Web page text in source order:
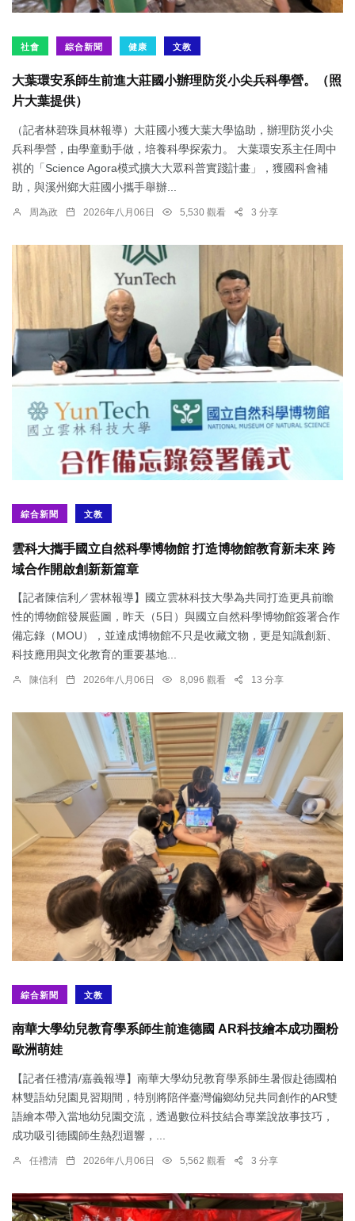
社會 綜合新聞 健康 文教
大葉環安系師生前進大莊國小辦理防災小尖兵科學營。（照
片大葉提供）
（記者林碧珠員林報導）大莊國小獲大葉大學協助，辦理防災小尖
兵科學營，由學童動手做，培養科學探索力。 大葉環安系主任周中
祺的「Science Agora模式擴大大眾科普實踐計畫」，獲國科會補
助，與溪州鄉大莊國小攜手舉辦...
周為政 2026年八月06日 5,530 觀看 3 分享
綜合新聞 文教
雲科大攜手國立自然科學博物館 打造博物館教育新未來 跨
域合作開啟創新新篇章
【記者陳信利／雲林報導】國立雲林科技大學為共同打造更具前瞻
性的博物館發展藍圖，昨天（5日）與國立自然科學博物館簽署合作
備忘錄（MOU），並達成博物館不只是收藏文物，更是知識創新、
科技應用與文化教育的重要基地...
陳信利 2026年八月06日 8,096 觀看 13 分享
綜合新聞 文教
南華大學幼兒教育學系師生前進德國 AR科技繪本成功圈粉
歐洲萌娃
【記者任禮清/嘉義報導】南華大學幼兒教育學系師生暑假赴德國柏
林雙語幼兒園見習期間，特別將陪伴臺灣偏鄉幼兒共同創作的AR雙
語繪本帶入當地幼兒園交流，透過數位科技結合專業說故事技巧，
成功吸引德國師生熱烈迴響，...
任禮清 2026年八月06日 5,562 觀看 3 分享